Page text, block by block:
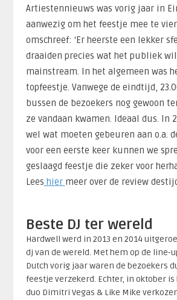
Artiestennieuws was vorig jaar in
aanwezig om het feestje mee te
omschreef: ‘Er heerste een lekker
draaiden precies wat het publiek
mainstream. In het algemeen was
topfeestje. Vanwege de eindtijd,
bussen de bezoekers nog gewoon
ze vandaan kwamen. Ideaal dus. In
wel wat moeten gebeuren aan o.a.
voor een eerste keer kunnen we
geslaagd feestje die zeker voor
Lees hier meer over de review
Beste DJ ter wereld
Hardwell werd in 2013 en 2014
dj van de wereld. Met hem op de line-
Dutch vorig jaar waren de bezoekers
feestje verzekerd. Echter, in oktober is
duo Dimitri Vegas & Like Mike